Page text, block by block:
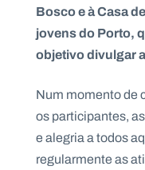
Bosco e à Casa
jovens do Porto,
objetivo divulgar
Num momento de
os participantes,
e alegria a todos
regularmente as
O
L
N
A
C
O
A